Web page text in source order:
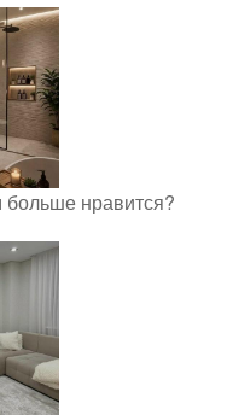
больше нравится?